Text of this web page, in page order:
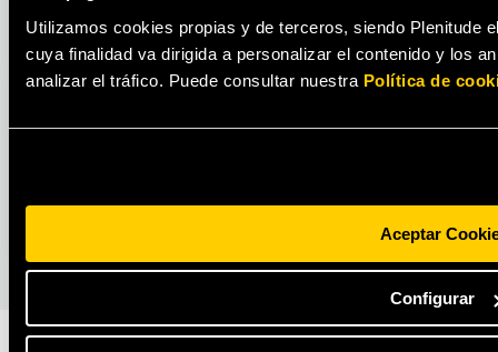
Utilizamos cookies propias y de terceros, siendo Plenitude
cuya finalidad va dirigida a personalizar el contenido y los
analizar el tráfico. Puede consultar nuestra Política de
Aceptar
Configurar